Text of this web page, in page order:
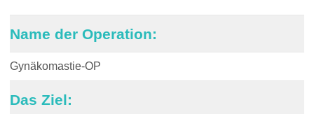
Name der Operation:
Gynäkomastie-OP
Das Ziel: